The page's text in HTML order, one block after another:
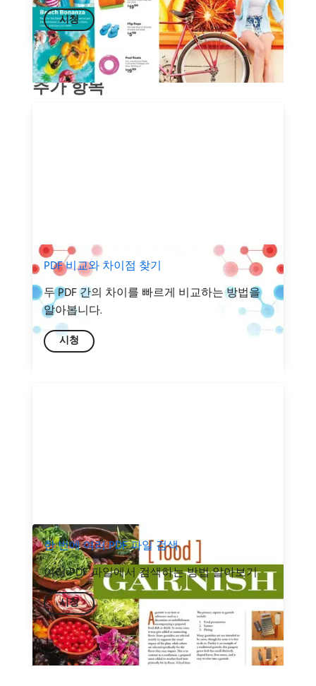
시청
추가 항목
PDF 비교와 차이점 찾기
두 PDF 간의 차이를 빠르게 비교하는 방법을
알아봅니다.
시청
한 번에 여러 PDF 파일 검색
여러 PDF 파일에서 검색하는 방법 알아보기
시청
recommendation-more-help